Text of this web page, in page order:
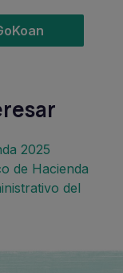
2025
de Hacienda
del